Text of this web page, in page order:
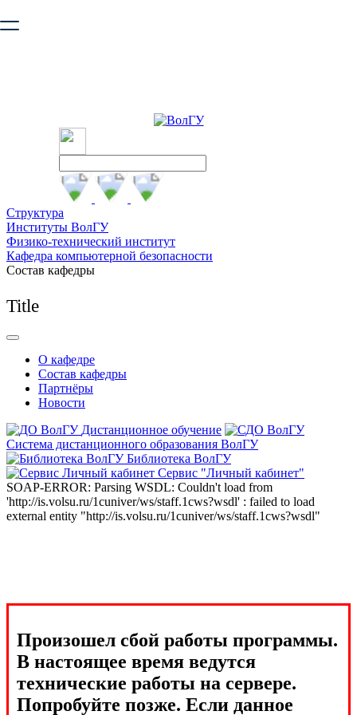
безопасную работу с сайтом. Пожалуйста
Структура
Институты ВолГУ
Физико-технический институт
Кафедра компьютерной безопасности
Состав кафедры
Title
О кафедре
Состав кафедры
Партнёры
Новости
Дистанционное обучение
Система дистанционного образования ВолГУ
Библиотека ВолГУ
Сервис "Личный кабинет"
SOAP-ERROR: Parsing WSDL: Couldn't load from
'http://is.volsu.ru/1cuniver/ws/staff.1cws?wsdl' : failed to load
external entity "http://is.volsu.ru/1cuniver/ws/staff.1cws?wsdl"
Произошел сбой работы программы.
В настоящее время ведутся
технические работы на сервере.
Попробуйте позже. Если данное